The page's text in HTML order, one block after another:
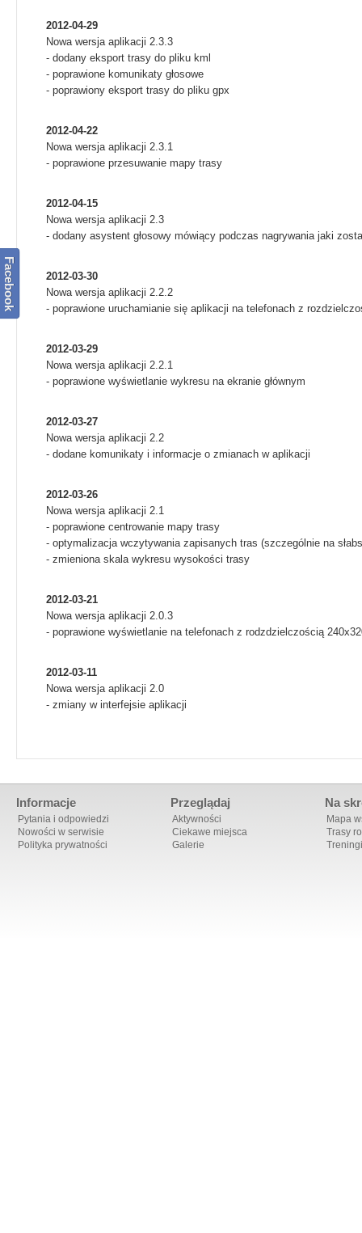
2012-04-29
Nowa wersja aplikacji 2.3.3
- dodany eksport trasy do pliku kml
- poprawione komunikaty głosowe
- poprawiony eksport trasy do pliku gpx
2012-04-22
Nowa wersja aplikacji 2.3.1
- poprawione przesuwanie mapy trasy
2012-04-15
Nowa wersja aplikacji 2.3
- dodany asystent głosowy mówiący podczas nagrywania jaki
2012-03-30
Nowa wersja aplikacji 2.2.2
- poprawione uruchamianie się aplikacji na telefonach z
2012-03-29
Nowa wersja aplikacji 2.2.1
- poprawione wyświetlanie wykresu na ekranie głównym
2012-03-27
Nowa wersja aplikacji 2.2
- dodane komunikaty i informacje o zmianach w aplikacji
2012-03-26
Nowa wersja aplikacji 2.1
- poprawione centrowanie mapy trasy
- optymalizacja wczytywania zapisanych tras (szczególnie na
- zmieniona skala wykresu wysokości trasy
2012-03-21
Nowa wersja aplikacji 2.0.3
- poprawione wyświetlanie na telefonach z rodzdzielczością
2012-03-11
Nowa wersja aplikacji 2.0
- zmiany w interfejsie aplikacji
Informacje
Pytania i odpowiedzi
Nowości w serwisie
Polityka prywatności
Przeglądaj
Aktywności
Ciekawe miejsca
Galerie
Na
Mapa
Trasy
Facebook